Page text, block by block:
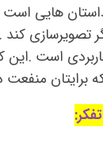
هایی
تصویرسازی کند .
است .این
برایتان منفعت